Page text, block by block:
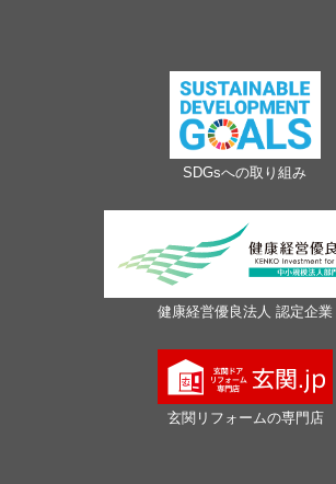
SDGsへの取り組み
健康経営優良法人 認定企業
玄関リフォームの専門店